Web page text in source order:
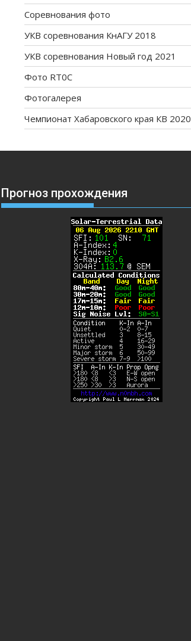
Соревнования фото
УКВ соревнования КнАГУ 2018
УКВ соревнования Новый год 2021
Фото RT0C
Фотогалерея
Чемпионат Хабаровского края КВ 2020
Прогноз прохождения